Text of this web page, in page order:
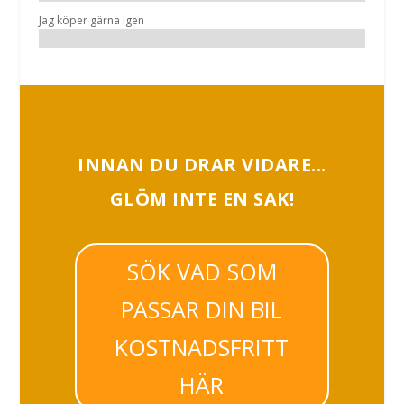
Jag köper gärna igen
INNAN DU DRAR VIDARE...
GLÖM INTE EN SAK!
SÖK VAD SOM
PASSAR DIN BIL
KOSTNADSFRITT
HÄR